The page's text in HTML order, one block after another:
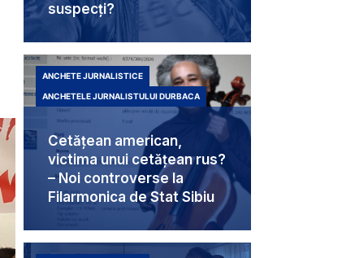
suspecți?
Cetățean american,
victima unui cetățean rus?
– Noi controverse la
Filarmonica de Stat Sibiu
ANCHETE JURNALISTICE
ANCHETELE JURNALISTULUI DURBACA